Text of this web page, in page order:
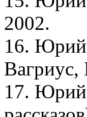
2002.
16. Юрий
Вагриус,
17. Юрий